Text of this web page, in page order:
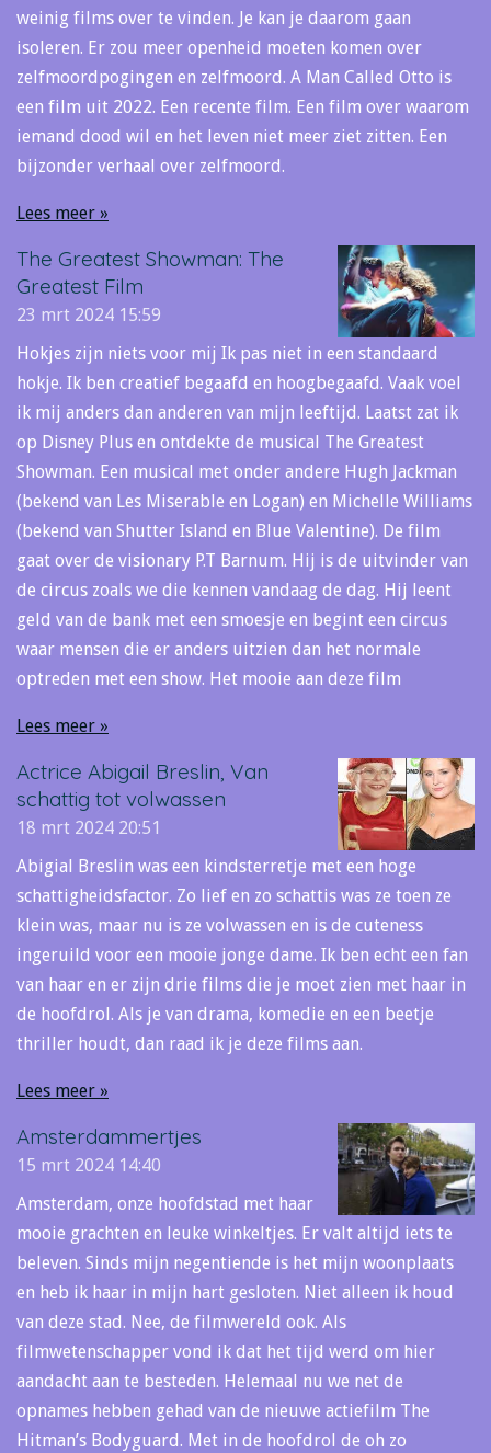
weinig films over te vinden. Je kan je daarom gaan
isoleren. Er zou meer openheid moeten komen over
zelfmoordpogingen en zelfmoord. A Man Called Otto is
een film uit 2022. Een recente film. Een film over waarom
iemand dood wil en het leven niet meer ziet zitten. Een
bijzonder verhaal over zelfmoord.
Lees meer »
The Greatest Showman: The
Greatest Film
23 mrt 2024 15:59
Hokjes zijn niets voor mij Ik pas niet in een standaard
hokje. Ik ben creatief begaafd en hoogbegaafd. Vaak voel
ik mij anders dan anderen van mijn leeftijd. Laatst zat ik
op Disney Plus en ontdekte de musical The Greatest
Showman. Een musical met onder andere Hugh Jackman
(bekend van Les Miserable en Logan) en Michelle Williams
(bekend van Shutter Island en Blue Valentine). De film
gaat over de visionary P.T Barnum. Hij is de uitvinder van
de circus zoals we die kennen vandaag de dag. Hij leent
geld van de bank met een smoesje en begint een circus
waar mensen die er anders uitzien dan het normale
optreden met een show. Het mooie aan deze film
Lees meer »
Actrice Abigail Breslin, Van
schattig tot volwassen
18 mrt 2024 20:51
Abigial Breslin was een kindsterretje met een hoge
schattigheidsfactor. Zo lief en zo schattis was ze toen ze
klein was, maar nu is ze volwassen en is de cuteness
ingeruild voor een mooie jonge dame. Ik ben echt een fan
van haar en er zijn drie films die je moet zien met haar in
de hoofdrol. Als je van drama, komedie en een beetje
thriller houdt, dan raad ik je deze films aan.
Lees meer »
Amsterdammertjes
15 mrt 2024 14:40
Amsterdam, onze hoofdstad met haar
mooie grachten en leuke winkeltjes. Er valt altijd iets te
beleven. Sinds mijn negentiende is het mijn woonplaats
en heb ik haar in mijn hart gesloten. Niet alleen ik houd
van deze stad. Nee, de filmwereld ook. Als
filmwetenschapper vond ik dat het tijd werd om hier
aandacht aan te besteden. Helemaal nu we net de
opnames hebben gehad van de nieuwe actiefilm The
Hitman’s Bodyguard. Met in de hoofdrol de oh zo